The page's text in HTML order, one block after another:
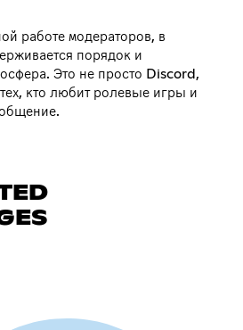
работе модераторов, в
порядок и
Это не просто Discord,
кто любит ролевые игры и